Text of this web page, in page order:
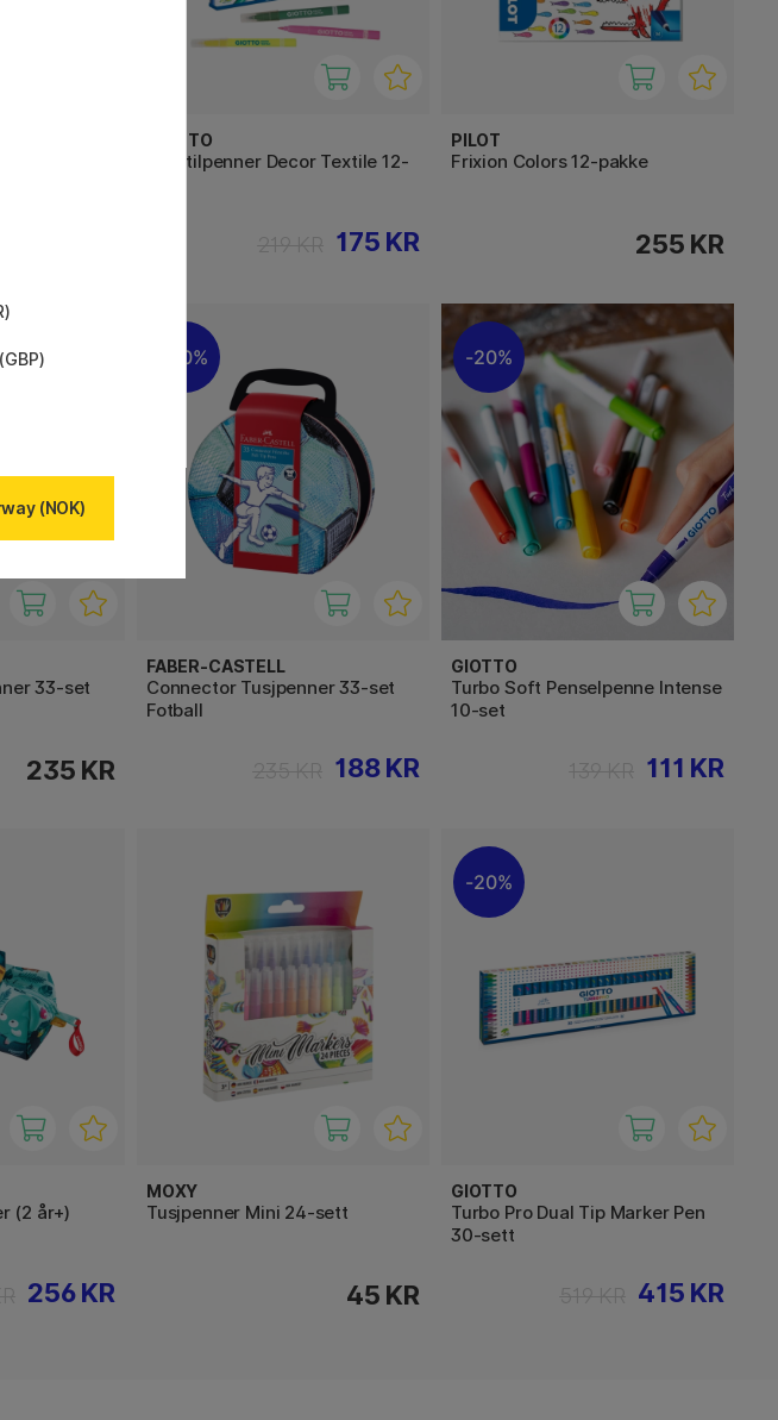
- Set of
GIOTTO
Tekstilpenner Decor Textile 12-
175 KR
PILOT
Frixion Colors 12-pakke
255 KR
33-set
235 KR
20%
FABER-CASTELL
Connector Tusjpenner 33-set
Fotball
188 KR
20%
GIOTTO
Turbo Soft Penselpenne Intense
10-set
111 KR
(2 år+)
256 KR
MOXY
Tusjpenner Mini 24-sett
45 KR
20%
GIOTTO
Turbo Pro Dual Tip Marker Pen
30-sett
415 KR
(NOK)